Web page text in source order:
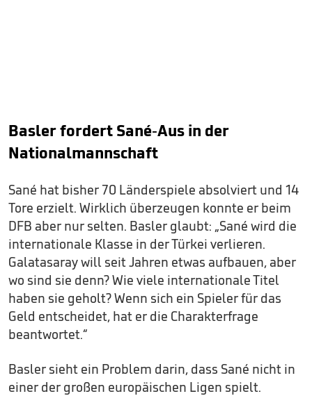
Basler fordert Sané-Aus in der
Nationalmannschaft
Sané hat bisher 70 Länderspiele absolviert und 14
Tore erzielt. Wirklich überzeugen konnte er beim
DFB aber nur selten. Basler glaubt: „Sané wird die
internationale Klasse in der Türkei verlieren.
Galatasaray will seit Jahren etwas aufbauen, aber
wo sind sie denn? Wie viele internationale Titel
haben sie geholt? Wenn sich ein Spieler für das
Geld entscheidet, hat er die Charakterfrage
beantwortet.“
Basler sieht ein Problem darin, dass Sané nicht in
einer der großen europäischen Ligen spielt.